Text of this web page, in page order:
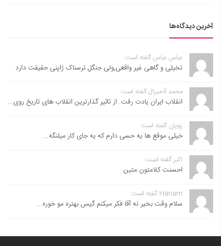
آخرین دیدگاه‌ها
عباس عباس گفته است:
تخیلی و گاهی غیر واقعی,ولی جنگل ترسناک ژاپنی حقیقت دارد
محمد آدمیرال گفته است:
انقلاب ایران یادت رفت. از تاثیر گذارترین انقلاب های تاریخ روی...
پویان گفته است:
خیلی موقع ها یه حسی دارم که یه جای کار میلنگه...
اکبر گفته است:
احسنت ‌کلامتون متین
Hanam گفته است:
سلام وقت بخیر نه آقا فکر میکنم گیس بهتره مو خوره...